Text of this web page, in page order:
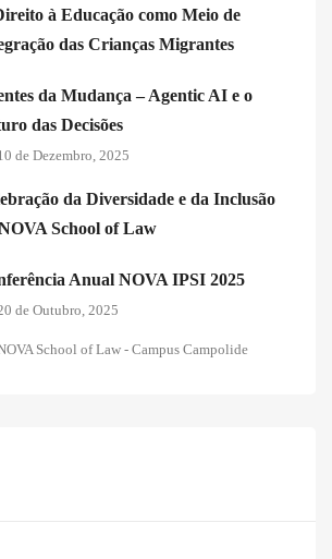
à Educação como Meio de
das Crianças Migrantes
da Mudança – Agentic AI e o
das Decisões
de Dezembro, 2025
da Diversidade e da Inclusão
School of Law
Anual NOVA IPSI 2025
de Outubro, 2025
School of Law - Campus Campolide